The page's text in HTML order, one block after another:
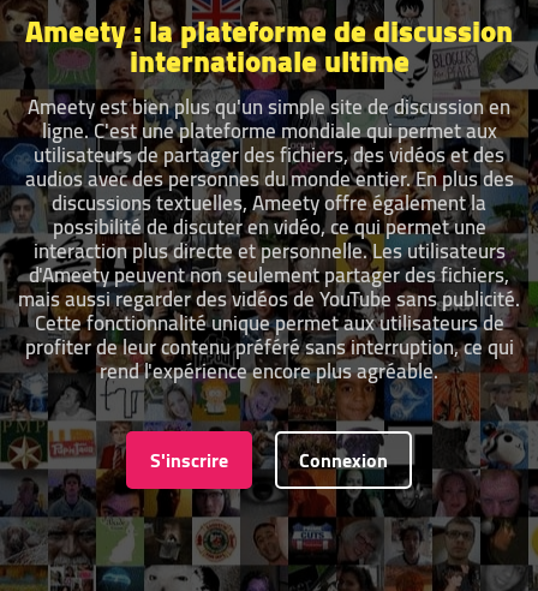
Ameety : la plateforme de discussion
internationale ultime
Ameety est bien plus qu'un simple site de discussion en
ligne. C'est une plateforme mondiale qui permet aux
utilisateurs de partager des fichiers, des vidéos et des
audios avec des personnes du monde entier. En plus des
discussions textuelles, Ameety offre également la
possibilité de discuter en vidéo, ce qui permet une
interaction plus directe et personnelle. Les utilisateurs
d'Ameety peuvent non seulement partager des fichiers,
mais aussi regarder des vidéos de YouTube sans publicité.
Cette fonctionnalité unique permet aux utilisateurs de
profiter de leur contenu préféré sans interruption, ce qui
rend l'expérience encore plus agréable.
S'inscrire Connexion